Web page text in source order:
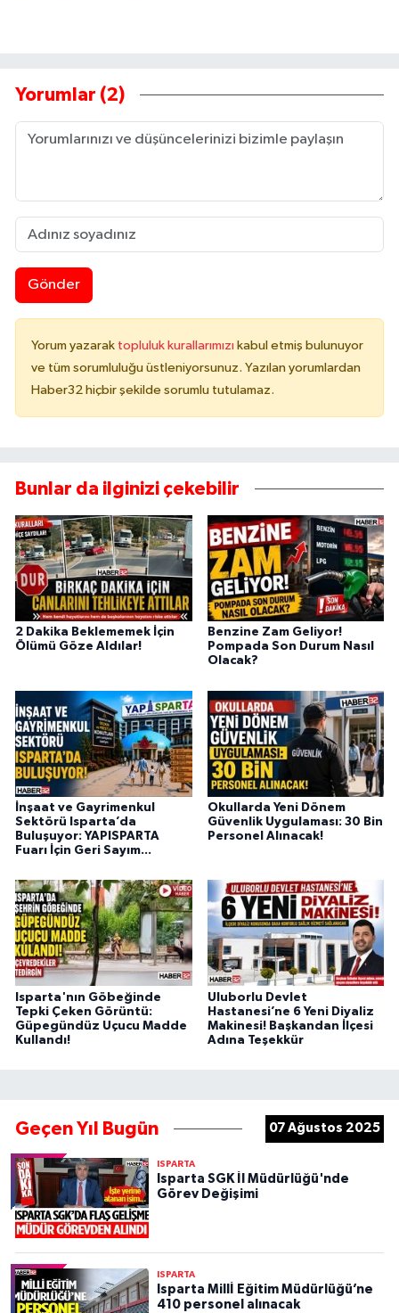
Yorumlar (2)
Gönder
Yorum yazarak topluluk kurallarımızı kabul etmiş bulunuyor
ve tüm sorumluluğu üstleniyorsunuz. Yazılan yorumlardan
Haber32 hiçbir şekilde sorumlu tutulamaz.
Bunlar da ilginizi çekebilir
2 Dakika Beklememek İçin
Ölümü Göze Aldılar!
Benzine Zam Geliyor!
Pompada Son Durum Nasıl
Olacak?
İnşaat ve Gayrimenkul
Sektörü Isparta’da
Buluşuyor: YAPISPARTA
Fuarı İçin Geri Sayım...
Okullarda Yeni Dönem
Güvenlik Uygulaması: 30 Bin
Personel Alınacak!
Isparta'nın Göbeğinde
Tepki Çeken Görüntü:
Güpegündüz Uçucu Madde
Kullandı!
Uluborlu Devlet
Hastanesi’ne 6 Yeni Diyaliz
Makinesi! Başkandan İlçesi
Adına Teşekkür
Geçen Yıl Bugün 07 Ağustos 2025
ISPARTA
Isparta SGK İl Müdürlüğü'nde
Görev Değişimi
ISPARTA
Isparta Millİ Eğitim Müdürlüğü’ne
410 personel alınacak